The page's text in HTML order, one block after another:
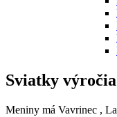
Sviatky výročia
Meniny má Vavrinec ,